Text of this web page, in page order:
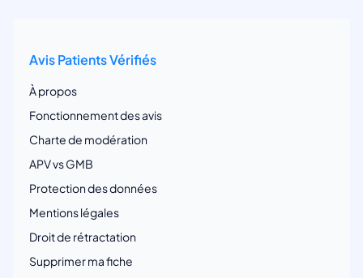
Avis Patients Vérifiés
À propos
Fonctionnement des avis
Charte de modération
APV vs GMB
Protection des données
Mentions légales
Droit de rétractation
Supprimer ma fiche